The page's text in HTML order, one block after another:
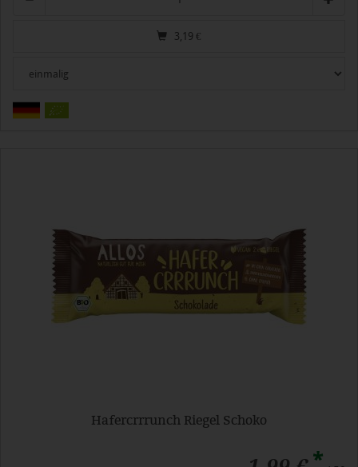
3,19 €
Hafercrrrunch Riegel Schoko
*